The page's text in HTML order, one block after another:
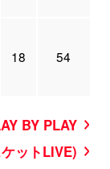
18 54
BY PLAY
ットLIVE)